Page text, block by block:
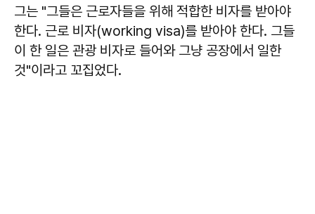
그는 "그들은 근로자들을 위해 적합한 비자를 받아야
한다. 근로 비자(working visa)를 받아야 한다. 그들
이 한 일은 관광 비자로 들어와 그냥 공장에서 일한
것"이라고 꼬집었다.